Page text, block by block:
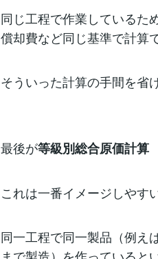
同じ工程で作業しているた
償却費など同じ基準で計算
そういった計算の手間を省
最後が等級別総合原価計算
これは一番イメージしやす
同一工程で同一製品（例え